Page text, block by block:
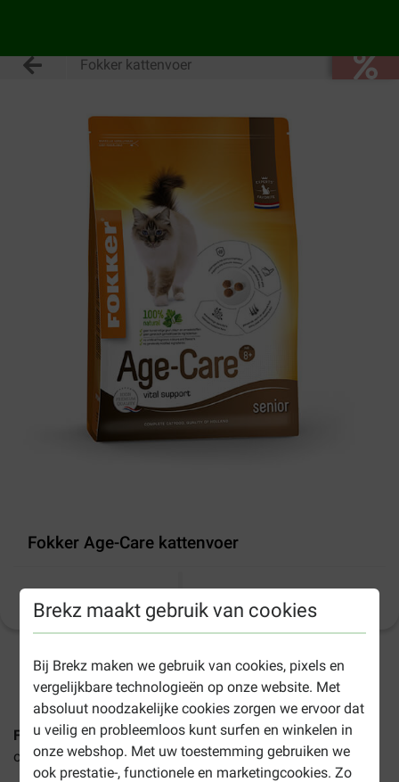
Brekz maakt gebruik van cookies
Bij Brekz maken we gebruik van cookies, pixels en
vergelijkbare technologieën op onze website. Met
absoluut noodzakelijke cookies zorgen we ervoor dat
u veilig en probleemloos kunt surfen en winkelen in
onze webshop. Met uw toestemming gebruiken we
ook prestatie-, functionele en marketingcookies. Zo
Fokker kattenvoer
Fokker Age-Care kattenvoer
Productinformatie
1-3 werkdagen levertijd, tenzij anders aangegeven
Fokker Age-Care kattenvoeris volledig kattenvoer voor
oudere katten vanaf 8 jaar.